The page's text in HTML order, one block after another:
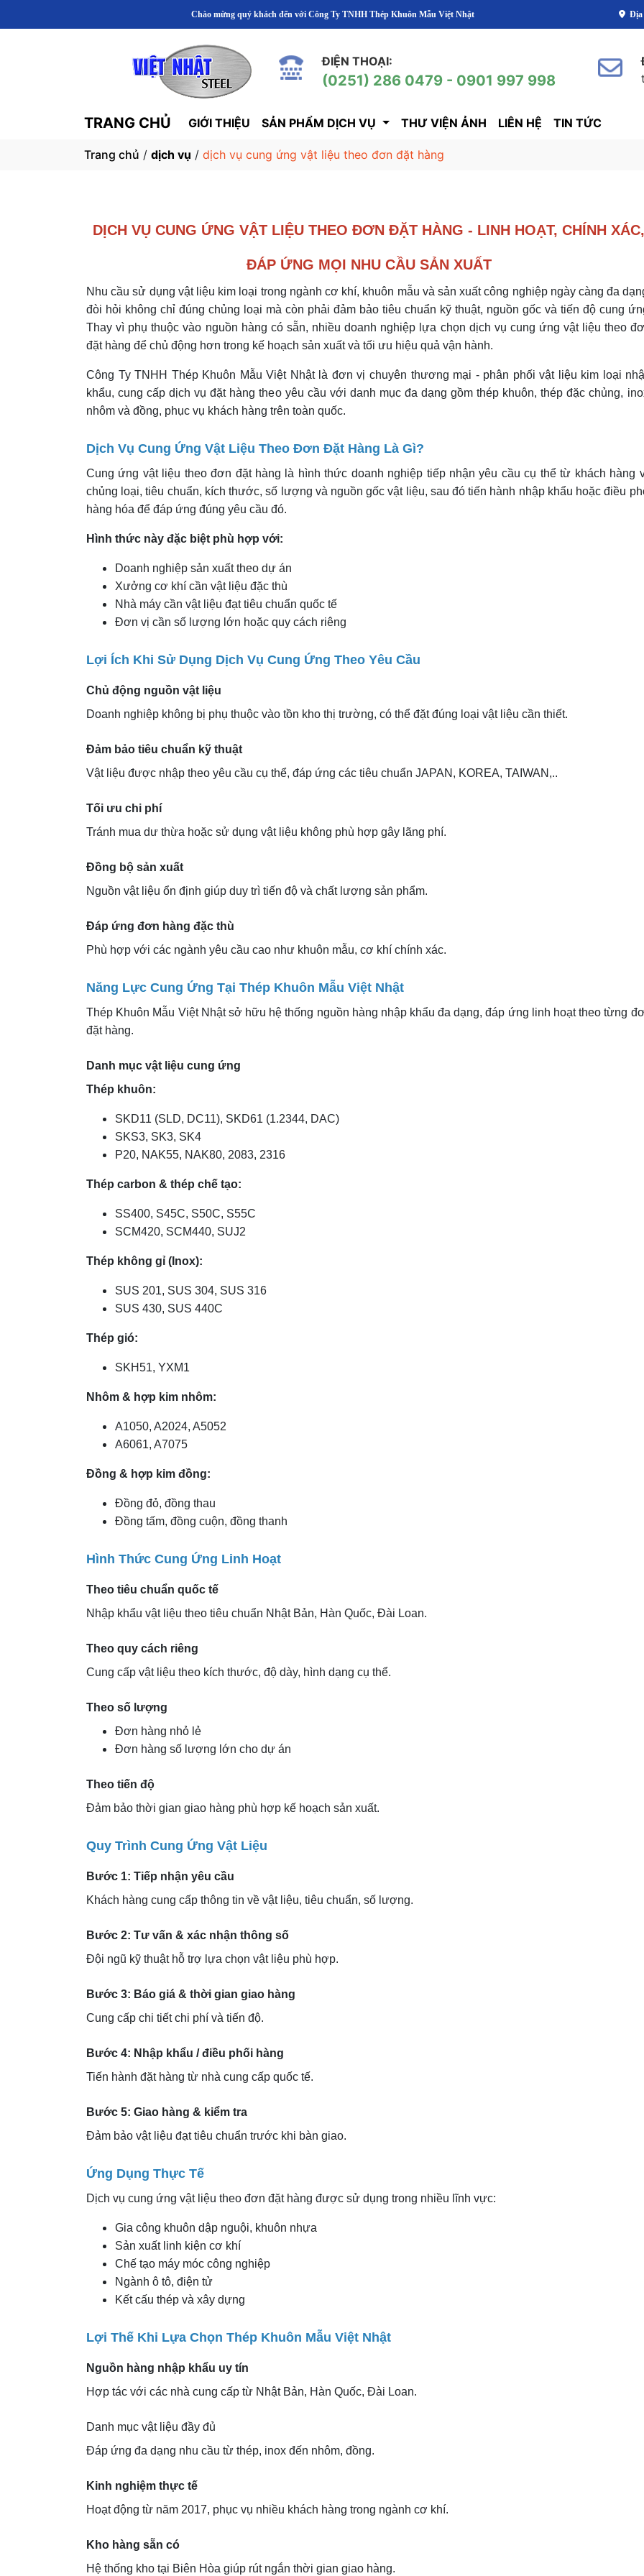
Chào mừng quý khách đến với Công Ty TNHH Thép Khuôn Mẫu Việt Nhật Địa
ĐIỆN THOẠI:
(0251) 286 0479 - 0901 997 998
TRANG CHỦ GIỚI THIỆU SẢN PHẨM DỊCH VỤ THƯ VIỆN ẢNH LIÊN HỆ TIN TỨC
Trang chủ / dịch vụ / dịch vụ cung ứng vật liệu theo đơn đặt hàng
DỊCH VỤ CUNG ỨNG VẬT LIỆU THEO ĐƠN ĐẶT HÀNG - LINH HOẠT, CHÍNH XÁC,
ĐÁP ỨNG MỌI NHU CẦU SẢN XUẤT
Nhu cầu sử dụng vật liệu kim loại trong ngành cơ khí, khuôn mẫu và sản xuất công nghiệp ngày càng đa
đòi hỏi không chỉ đúng chủng loại mà còn phải đảm bảo tiêu chuẩn kỹ thuật, nguồn gốc và tiến độ cung
Thay vì phụ thuộc vào nguồn hàng có sẵn, nhiều doanh nghiệp lựa chọn dịch vụ cung ứng vật liệu theo
đặt hàng để chủ động hơn trong kế hoạch sản xuất và tối ưu hiệu quả vận hành.
Công Ty TNHH Thép Khuôn Mẫu Việt Nhật là đơn vị chuyên thương mại - phân phối vật liệu kim loại
khẩu, cung cấp dịch vụ đặt hàng theo yêu cầu với danh mục đa dạng gồm thép khuôn, thép đặc chủng,
nhôm và đồng, phục vụ khách hàng trên toàn quốc.
Dịch Vụ Cung Ứng Vật Liệu Theo Đơn Đặt Hàng Là Gì?
Cung ứng vật liệu theo đơn đặt hàng là hình thức doanh nghiệp tiếp nhận yêu cầu cụ thể từ khách hàng
chủng loại, tiêu chuẩn, kích thước, số lượng và nguồn gốc vật liệu, sau đó tiến hành nhập khẩu hoặc điều
hàng hóa để đáp ứng đúng yêu cầu đó.
Hình thức này đặc biệt phù hợp với:
Doanh nghiệp sản xuất theo dự án
Xưởng cơ khí cần vật liệu đặc thù
Nhà máy cần vật liệu đạt tiêu chuẩn quốc tế
Đơn vị cần số lượng lớn hoặc quy cách riêng
Lợi Ích Khi Sử Dụng Dịch Vụ Cung Ứng Theo Yêu Cầu
Chủ động nguồn vật liệu
Doanh nghiệp không bị phụ thuộc vào tồn kho thị trường, có thể đặt đúng loại vật liệu cần thiết.
Đảm bảo tiêu chuẩn kỹ thuật
Vật liệu được nhập theo yêu cầu cụ thể, đáp ứng các tiêu chuẩn JAPAN, KOREA, TAIWAN,..
Tối ưu chi phí
Tránh mua dư thừa hoặc sử dụng vật liệu không phù hợp gây lãng phí.
Đồng bộ sản xuất
Nguồn vật liệu ổn định giúp duy trì tiến độ và chất lượng sản phẩm.
Đáp ứng đơn hàng đặc thù
Phù hợp với các ngành yêu cầu cao như khuôn mẫu, cơ khí chính xác.
Năng Lực Cung Ứng Tại Thép Khuôn Mẫu Việt Nhật
Thép Khuôn Mẫu Việt Nhật sở hữu hệ thống nguồn hàng nhập khẩu đa dạng, đáp ứng linh hoạt theo từng
đặt hàng.
Danh mục vật liệu cung ứng
Thép khuôn:
SKD11 (SLD, DC11), SKD61 (1.2344, DAC)
SKS3, SK3, SK4
P20, NAK55, NAK80, 2083, 2316
Thép carbon & thép chế tạo:
SS400, S45C, S50C, S55C
SCM420, SCM440, SUJ2
Thép không gỉ (Inox):
SUS 201, SUS 304, SUS 316
SUS 430, SUS 440C
Thép gió:
SKH51, YXM1
Nhôm & hợp kim nhôm:
A1050, A2024, A5052
A6061, A7075
Đồng & hợp kim đồng:
Đồng đỏ, đồng thau
Đồng tấm, đồng cuộn, đồng thanh
Hình Thức Cung Ứng Linh Hoạt
Theo tiêu chuẩn quốc tế
Nhập khẩu vật liệu theo tiêu chuẩn Nhật Bản, Hàn Quốc, Đài Loan.
Theo quy cách riêng
Cung cấp vật liệu theo kích thước, độ dày, hình dạng cụ thể.
Theo số lượng
Đơn hàng nhỏ lẻ
Đơn hàng số lượng lớn cho dự án
Theo tiến độ
Đảm bảo thời gian giao hàng phù hợp kế hoạch sản xuất.
Quy Trình Cung Ứng Vật Liệu
Bước 1: Tiếp nhận yêu cầu
Khách hàng cung cấp thông tin về vật liệu, tiêu chuẩn, số lượng.
Bước 2: Tư vấn & xác nhận thông số
Đội ngũ kỹ thuật hỗ trợ lựa chọn vật liệu phù hợp.
Bước 3: Báo giá & thời gian giao hàng
Cung cấp chi tiết chi phí và tiến độ.
Bước 4: Nhập khẩu / điều phối hàng
Tiến hành đặt hàng từ nhà cung cấp quốc tế.
Bước 5: Giao hàng & kiểm tra
Đảm bảo vật liệu đạt tiêu chuẩn trước khi bàn giao.
Ứng Dụng Thực Tế
Dịch vụ cung ứng vật liệu theo đơn đặt hàng được sử dụng trong nhiều lĩnh vực:
Gia công khuôn dập nguội, khuôn nhựa
Sản xuất linh kiện cơ khí
Chế tạo máy móc công nghiệp
Ngành ô tô, điện tử
Kết cấu thép và xây dựng
Lợi Thế Khi Lựa Chọn Thép Khuôn Mẫu Việt Nhật
Nguồn hàng nhập khẩu uy tín
Hợp tác với các nhà cung cấp từ Nhật Bản, Hàn Quốc, Đài Loan.
Danh mục vật liệu đầy đủ
Đáp ứng đa dạng nhu cầu từ thép, inox đến nhôm, đồng.
Kinh nghiệm thực tế
Hoạt động từ năm 2017, phục vụ nhiều khách hàng trong ngành cơ khí.
Kho hàng sẵn có
Hệ thống kho tại Biên Hòa giúp rút ngắn thời gian giao hàng.